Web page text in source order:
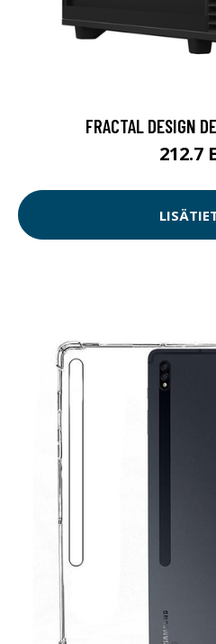
FRACTAL DESIGN
212.7